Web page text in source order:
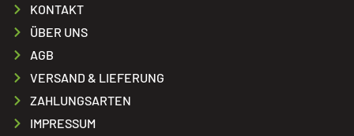
KONTAKT
ÜBER UNS
AGB
VERSAND & LIEFERUNG
ZAHLUNGSARTEN
IMPRESSUM